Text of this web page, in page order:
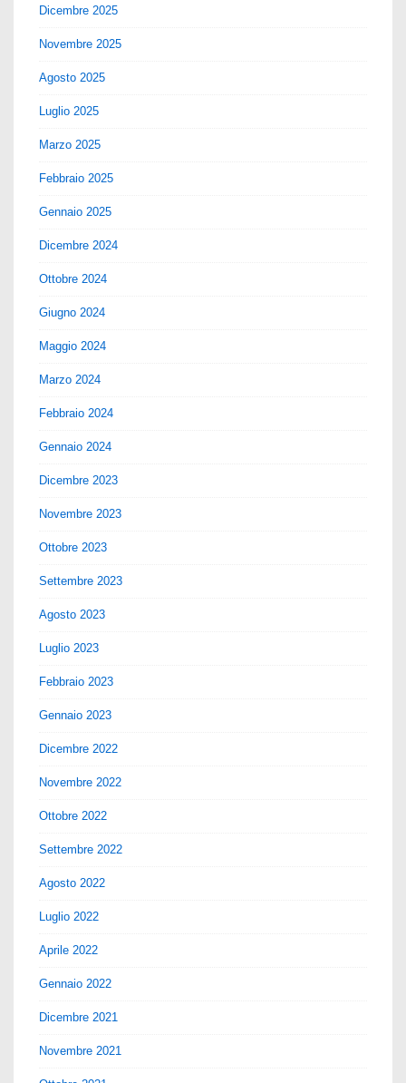
Dicembre 2025
Novembre 2025
Agosto 2025
Luglio 2025
Marzo 2025
Febbraio 2025
Gennaio 2025
Dicembre 2024
Ottobre 2024
Giugno 2024
Maggio 2024
Marzo 2024
Febbraio 2024
Gennaio 2024
Dicembre 2023
Novembre 2023
Ottobre 2023
Settembre 2023
Agosto 2023
Luglio 2023
Febbraio 2023
Gennaio 2023
Dicembre 2022
Novembre 2022
Ottobre 2022
Settembre 2022
Agosto 2022
Luglio 2022
Aprile 2022
Gennaio 2022
Dicembre 2021
Novembre 2021